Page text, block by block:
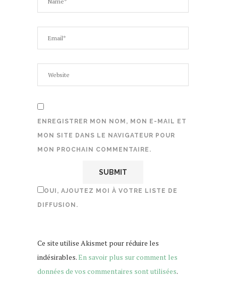
ENREGISTRER MON NOM, MON E-MAIL ET
MON SITE DANS LE NAVIGATEUR POUR
MON PROCHAIN COMMENTAIRE.
OUI, AJOUTEZ MOI À VOTRE LISTE DE
DIFFUSION.
Ce site utilise Akismet pour réduire les
indésirables.En savoir plus sur comment les
données de vos commentaires sont utilisées.